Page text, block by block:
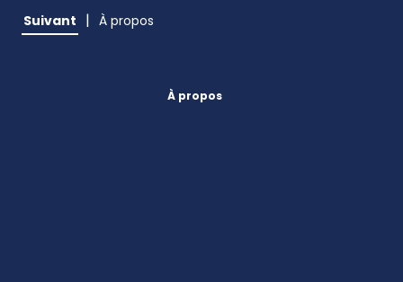
Suivant | À propos
À propos